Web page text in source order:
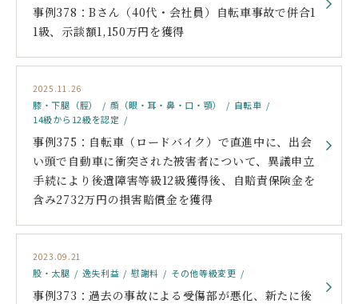
事例378：Bさん（40代・会社員）自転車事故で併合1
1級、示談額1,150万円を獲得
2025.11.26
膝・下腿（脛） 顔（眼・耳・鼻・口・顎）
自転車
14級から12級を認定
事例375：自転車（ロードバイク）で直進中に、出会
い頭で自動車に衝突された被害者について、異議申立
手続により後遺障害等級12級獲得後、自賠責保険金を
含み2732万円の損害賠償金を獲得
2023.09.21
股・太腿 逸失利益 慰謝料 その他等級変更
事例373：過去の事故による受傷部が悪化、新たに後